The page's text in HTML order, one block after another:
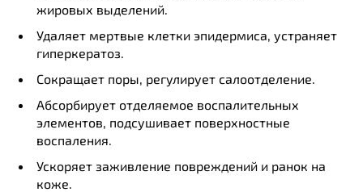
жировых выделений.
Удаляет мертвые клетки эпидермиса, устраняет
гиперкератоз.
Сокращает поры, регулирует салоотделение.
Абсорбирует отделяемое воспалительных
элементов, подсушивает поверхностные
воспаления.
Ускоряет заживление повреждений и ранок на
коже.